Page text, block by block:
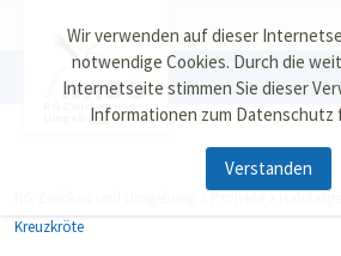
Wir verwenden auf dieser
notwendige Cookies. Durch die
Internetseite stimmen Sie dieser
Informationen zum Datenschutz
Verstanden
RG Zwickau und
Umgebung
Kreuzkröte